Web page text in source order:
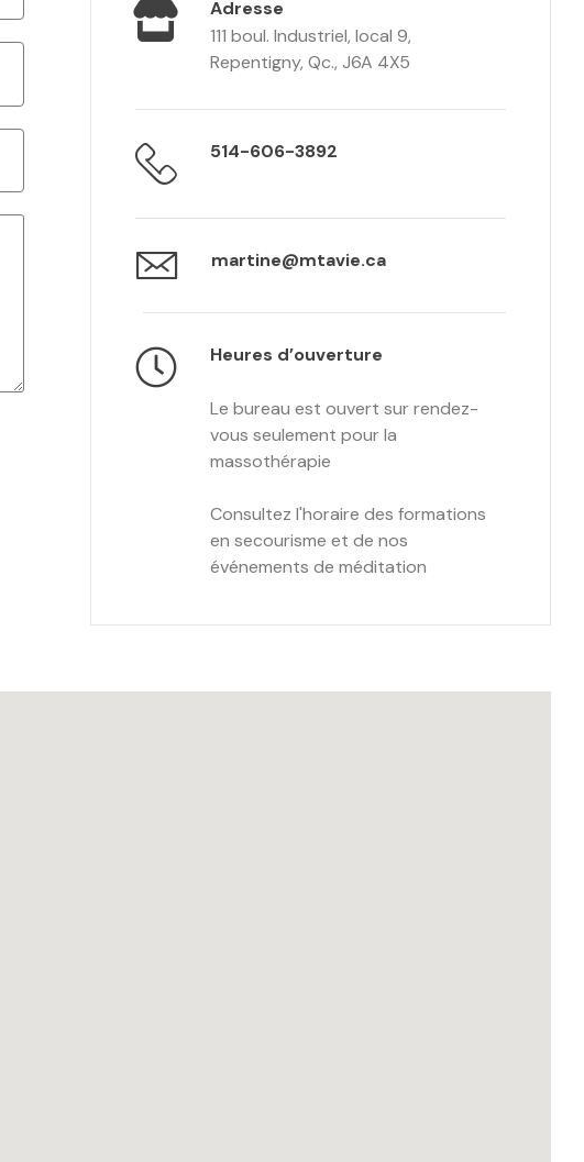
Adresse
111 boul. Industriel, local 9,
Repentigny, Qc., J6A 4X5
514-606-3892
martine@mtavie.ca
Heures d’ouverture
Le bureau est ouvert sur rendez-
vous seulement pour la
massothérapie
Consultez l'horaire des formations
en secourisme et de nos
événements de méditation